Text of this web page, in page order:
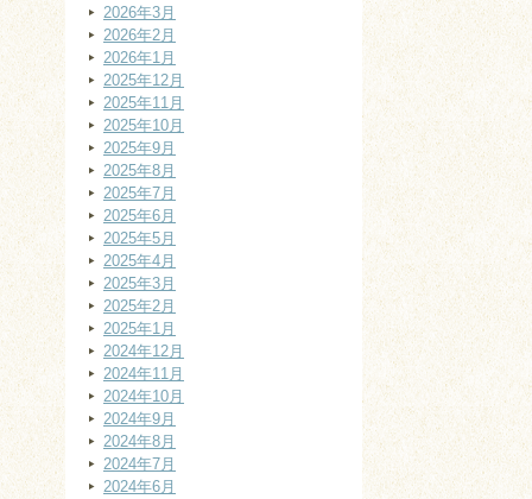
2026年3月
2026年2月
2026年1月
2025年12月
2025年11月
2025年10月
2025年9月
2025年8月
2025年7月
2025年6月
2025年5月
2025年4月
2025年3月
2025年2月
2025年1月
2024年12月
2024年11月
2024年10月
2024年9月
2024年8月
2024年7月
2024年6月